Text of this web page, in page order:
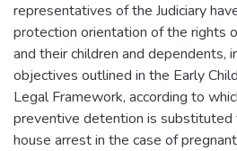
representatives of the Judiciary
protection orientation of the rights
and their children and dependents,
objectives outlined in the Early
Legal Framework, according to
preventive detention is substituted
house arrest in the case of